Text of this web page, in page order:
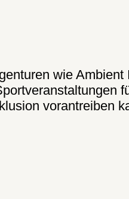
wie
vorantreiben